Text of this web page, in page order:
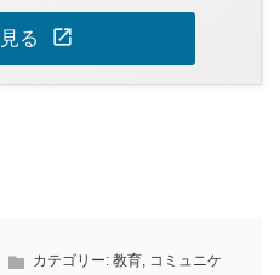
る open_in_new
カテゴリー: 教育 コミュニケ